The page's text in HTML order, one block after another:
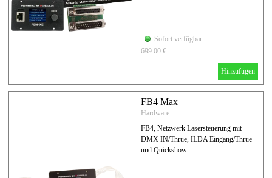
Sofort verfügbar
699.00 €
Hinzufügen
FB4 Max
Hardware
FB4, Netzwerk Lasersteuerung mit
DMX IN/Thrue, ILDA Eingang/Thrue
und Quickshow